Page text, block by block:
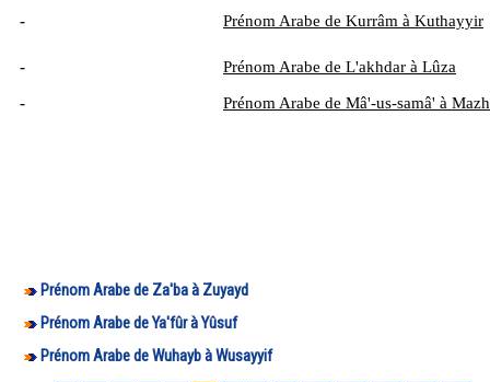
- Prénom Arabe de Kurrâm à Kuthayyir
- Prénom Arabe de L'akhdar à Lûza
- Prénom Arabe de Mâ'-us-samâ' à
Prénom Arabe de Za'ba à Zuyayd
Prénom Arabe de Ya'fûr à Yûsuf
Prénom Arabe de Wuhayb à Wusayyif